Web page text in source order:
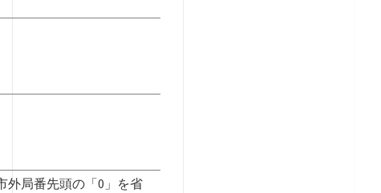
外局番先頭の「0」を省